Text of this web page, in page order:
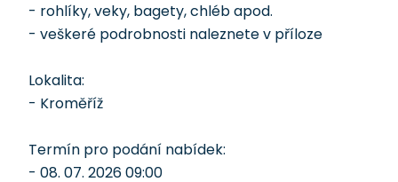
- rohlíky, veky, bagety, chléb apod.
- veškeré podrobnosti naleznete v příloze
Lokalita:
- Kroměříž
Termín pro podání nabídek:
- 08. 07. 2026 09:00